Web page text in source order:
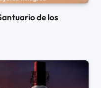
de los